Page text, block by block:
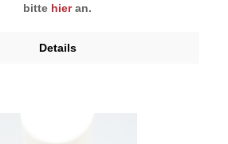
bitte hieran.
Details